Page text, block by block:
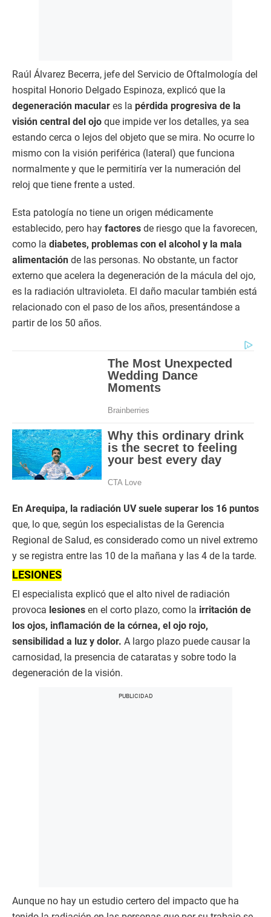
Raúl Álvarez Becerra, jefe del Servicio de Oftalmología del
hospital Honorio Delgado Espinoza, explicó que la
degeneración macular es la pérdida progresiva de la
visión central del ojo que impide ver los detalles, ya sea
estando cerca o lejos del objeto que se mira. No ocurre lo
mismo con la visión periférica (lateral) que funciona
normalmente y que le permitiría ver la numeración del
reloj que tiene frente a usted.
Esta patología no tiene un origen médicamente
establecido, pero hay factores de riesgo que la favorecen,
como la diabetes, problemas con el alcohol y la mala
alimentación de las personas. No obstante, un factor
externo que acelera la degeneración de la mácula del ojo,
es la radiación ultravioleta. El daño macular también está
relacionado con el paso de los años, presentándose a
partir de los 50 años.
En Arequipa, la radiación UV suele superar los 16 puntos
que, lo que, según los especialistas de la Gerencia
Regional de Salud, es considerado como un nivel extremo
y se registra entre las 10 de la mañana y las 4 de la tarde.
LESIONES
El especialista explicó que el alto nivel de radiación
provoca lesiones en el corto plazo, como la irritación de
los ojos, inflamación de la córnea, el ojo rojo,
sensibilidad a luz y dolor. A largo plazo puede causar la
carnosidad, la presencia de cataratas y sobre todo la
degeneración de la visión.
Aunque no hay un estudio certero del impacto que ha